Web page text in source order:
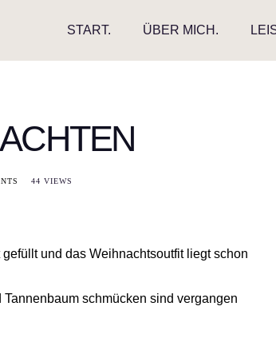
START. ÜBER MICH.
44 VIEWS
und das Weihnachtsoutfit liegt schon
schmücken sind vergangen